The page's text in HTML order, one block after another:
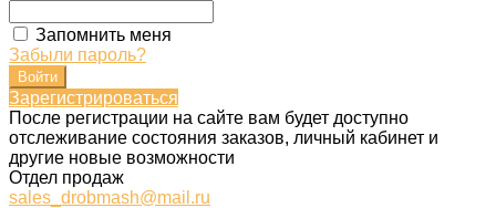
Запомнить меня
Забыли пароль?
Зарегистрироваться
После регистрации на сайте вам будет доступно
отслеживание состояния заказов, личный кабинет и
другие новые возможности
Отдел продаж
sales_drobmash@mail.ru